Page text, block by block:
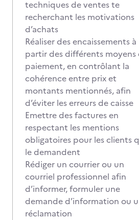
techniques de ventes te
recherchant les motivations
d’achats
Réaliser des encaissements à
partir des différents moyens
paiement, en contrôlant la
cohérence entre prix et
montants mentionnés, afin
d’éviter les erreurs de caisse
Emettre des factures en
respectant les mentions
obligatoires pour les clients
le demandent
Rédiger un courrier ou un
courriel professionnel afin
d’informer, formuler une
demande d’information ou
réclamation